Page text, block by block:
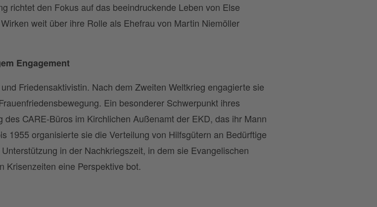
richtet den Fokus auf das beeindruckende Leben von Else
weit über ihre Rolle als Ehefrau von Martin Niemöller
Engagement
Friedensaktivistin. Nach dem Zweiten Weltkrieg engagierte sie
Ein besonderer Schwerpunkt ihres
CARE-Büros im Kirchlichen Außenamt der EKD, das ihr Mann
1955 organisierte sie die Verteilung von Hilfsgütern an Bedürftige
in der Nachkriegszeit, in dem sie Evangelischen
Krisenzeiten eine Perspektive bot.